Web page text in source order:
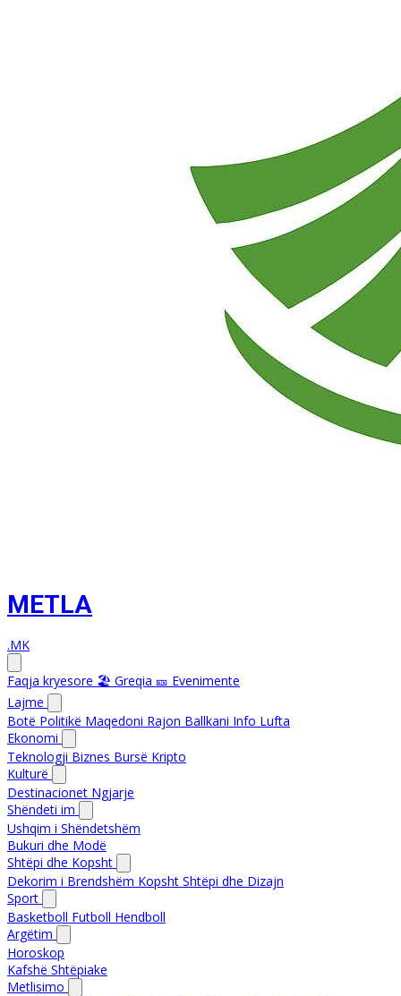
METLA
.MK
Faqja kryesore 🏖️ Greqia 🎫 Evenimente
Lajme
Botë Politikë Maqedoni Rajon Ballkani Info Lufta
Ekonomi
Teknologji Biznes Bursë Kripto
Kulturë
Destinacionet Ngjarje
Shëndeti im
Ushqim i Shëndetshëm
Bukuri dhe Modë
Shtëpi dhe Kopsht
Dekorim i Brendshëm Kopsht Shtëpi dhe Dizajn
Sport
Basketboll Futboll Hendboll
Argëtim
Horoskop
Kafshë Shtëpiake
Metlisimo